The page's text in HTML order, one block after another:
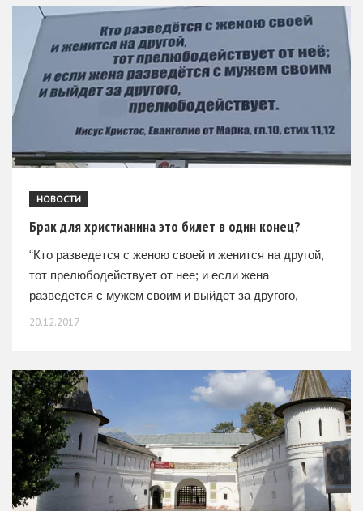
НОВОСТИ
Брак для христианина это билет в один конец?
“Кто разведется с женою своей и женится на другой,
тот прелюбодействует от нее; и если жена
разведется с мужем своим и выйдет за другого,
прелюбодействует. Иисус Христос, Евангелие от
20.12.2017